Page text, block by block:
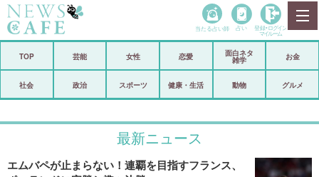
政治
スポーツ
恋愛 ビックリ
当たる占い師 占い 登録• ログイン
マイルーム
TOP 芸能 女性 恋愛
面白ネタ
雑学
お金
社会 政治 スポーツ 健康・生活 動物 グルメ
最新ニュース
エムバペが止まらない！連覇を目指すフランス、